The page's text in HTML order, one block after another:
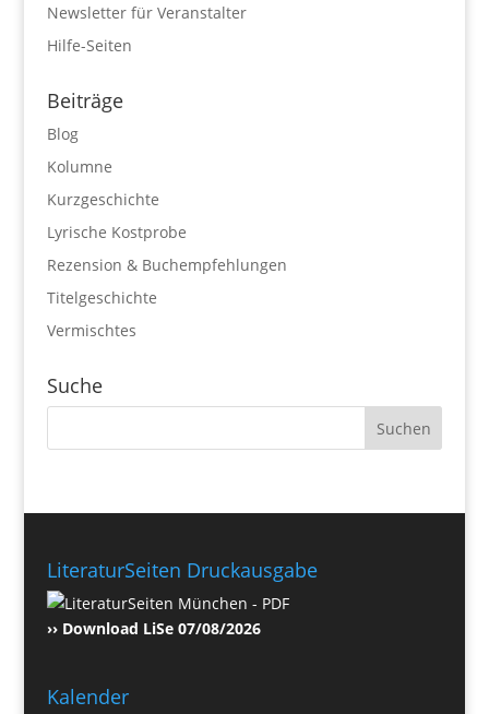
Newsletter für Veranstalter
Hilfe-Seiten
Beiträge
Blog
Kolumne
Kurzgeschichte
Lyrische Kostprobe
Rezension & Buchempfehlungen
Titelgeschichte
Vermischtes
Suche
LiteraturSeiten Druckausgabe
›› Download LiSe 07/08/2026
Kalender